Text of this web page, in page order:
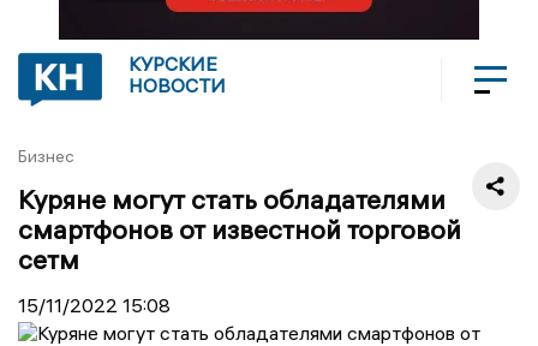
КУРСКИЕ
НОВОСТИ
Бизнес
Куряне могут стать обладателями
смартфонов от известной торговой
сетм
15/11/2022 15:08